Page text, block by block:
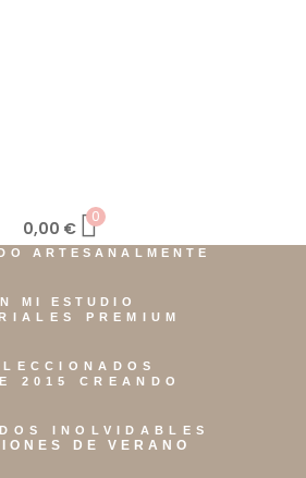
0,00 €
0
ARTESANALMENTE
MI ESTUDIO
PREMIUM
2015 CREANDO
INOLVIDABLES
DE VERANO